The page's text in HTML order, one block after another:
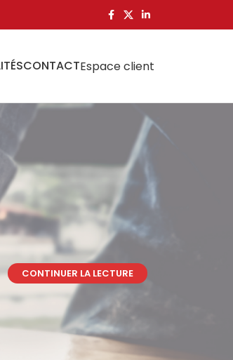
CONTACTEspace client
CONTINUER LA LECTURE